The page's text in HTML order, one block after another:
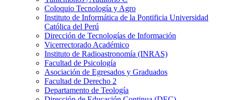
Coloquio Tecnología y Agro
Instituto de Informática de la Pontificia Universidad
Católica del Perú
Dirección de Tecnologías de Información
Vicerrectorado Académico
Instituto de Radioastronomía (INRAS)
Facultad de Psicología
Asociación de Egresados y Graduados
Facultad de Derecho 2
Departamento de Teología